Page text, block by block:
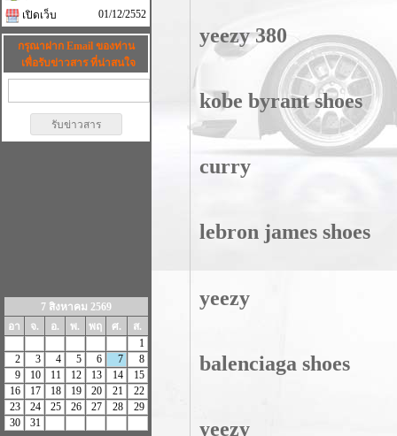
เปิดเว็บ
01/12/2552
กรุณาฝาก Email ของท่าน
เพื่อรับข่าวสาร ที่น่าสนใจ
7 สิงหาคม 2569
อา
จ. อ. พ. พฤ ศ.
ส.
1
2
3 4 5 6 7
8
9
10 11 12 13 14
15
16
17 18 19 20 21
22
23
24 25 26 27 28
29
30
31
yeezy 380
kobe byrant shoes
curry
lebron james shoes
yeezy
balenciaga shoes
yeezy